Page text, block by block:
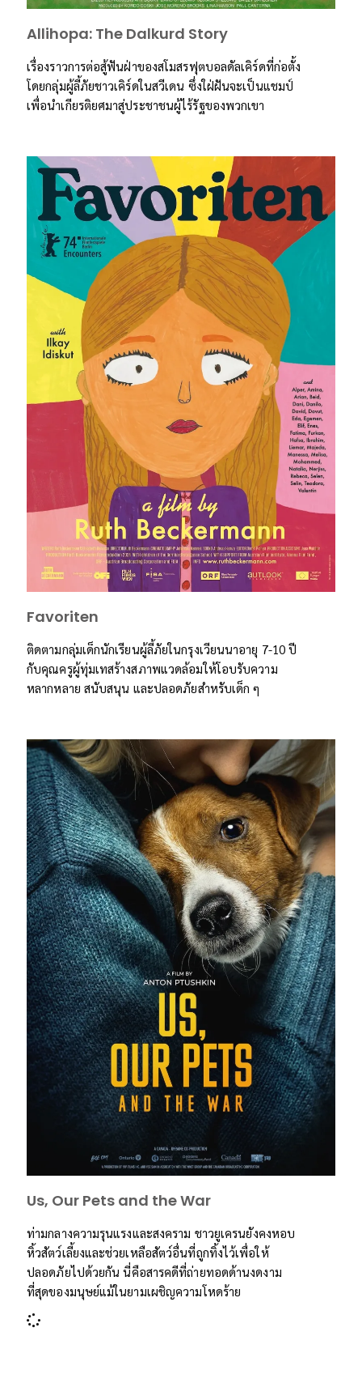
Allihopa: The Dalkurd Story
เรื่องราวการต่อสู้ฟันฝ่าของสโมสรฟุตบอลดัลเคิร์ดที่ก่อตั้ง
โดยกลุ่มผู้ลี้ภัยชาวเคิร์ดในสวีเดน ซึ่งใฝ่ฝันจะเป็นแชมป์
เพื่อนำเกียรติยศมาสู่ประชาชนผู้ไร้รัฐของพวกเขา
Favoriten
ติดตามกลุ่มเด็กนักเรียนผู้ลี้ภัยในกรุงเวียนนาอายุ 7-10 ปี
กับคุณครูผู้ทุ่มเทสร้างสภาพแวดล้อมให้โอบรับความ
หลากหลาย สนับสนุน และปลอดภัยสำหรับเด็ก ๆ
Us, Our Pets and the War
ท่ามกลางความรุนแรงและสงคราม ชาวยูเครนยังคงหอบ
หิ้วสัตว์เลี้ยงและช่วยเหลือสัตว์อื่นที่ถูกทิ้งไว้เพื่อให้
ปลอดภัยไปด้วยกัน นี่คือสารคดีที่ถ่ายทอดด้านงดงาม
ที่สุดของมนุษย์แม้ในยามเผชิญความโหดร้าย